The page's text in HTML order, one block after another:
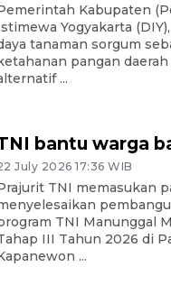
Kabupaten
Yogyakarta
tanaman sorgum
pangan
...
bantu warga
July 2026 17:36 WIB
TNI memasukan
TNI Manunggal
III Tahun 2026 di
...